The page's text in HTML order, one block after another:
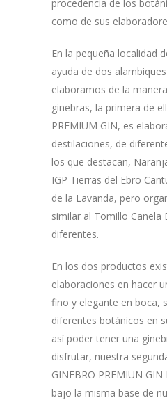
procedencia de los
como de sus
En la pequeña localidad
ayuda de dos
elaboramos de la
ginebras, la primera de
PREMIUM GIN, es
destilaciones, de
los que destacan,
IGP Tierras del Ebro
de la Lavanda, pero
similar al Tomillo Canela
diferentes.
En los dos productos
elaboraciones en hacer
fino y elegante en boca,
diferentes botánicos en
así poder tener una
disfrutar, nuestra
GINEBRO PREMIUN
bajo la misma base de